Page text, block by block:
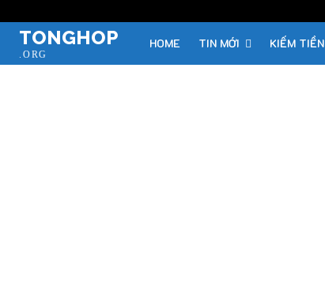
TONGHOP
.ORG
HOME TIN MỚI KIẾM TIỀN